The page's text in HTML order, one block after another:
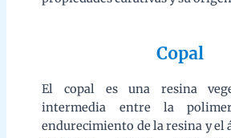
Expectorante y estimulante
Mirra